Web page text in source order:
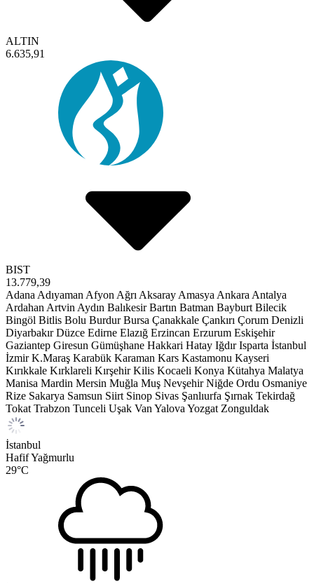
ALTIN
6.635,91
BIST
13.779,39
Adana Adıyaman Afyon Ağrı Aksaray Amasya Ankara Antalya
Ardahan Artvin Aydın Balıkesir Bartın Batman Bayburt Bilecik
Bingöl Bitlis Bolu Burdur Bursa Çanakkale Çankırı Çorum Denizli
Diyarbakır Düzce Edirne Elazığ Erzincan Erzurum Eskişehir
Gaziantep Giresun Gümüşhane Hakkari Hatay Iğdır Isparta İstanbul
İzmir K.Maraş Karabük Karaman Kars Kastamonu Kayseri
Kırıkkale Kırklareli Kırşehir Kilis Kocaeli Konya Kütahya Malatya
Manisa Mardin Mersin Muğla Muş Nevşehir Niğde Ordu Osmaniye
Rize Sakarya Samsun Siirt Sinop Sivas Şanlıurfa Şırnak Tekirdağ
Tokat Trabzon Tunceli Uşak Van Yalova Yozgat Zonguldak
İstanbul
Hafif Yağmurlu
29°C